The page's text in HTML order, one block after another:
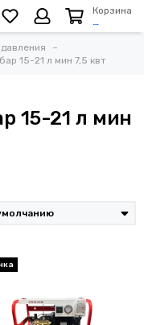
Корзина
…
15-21 л мин 7,5 квт
15-21 л мин